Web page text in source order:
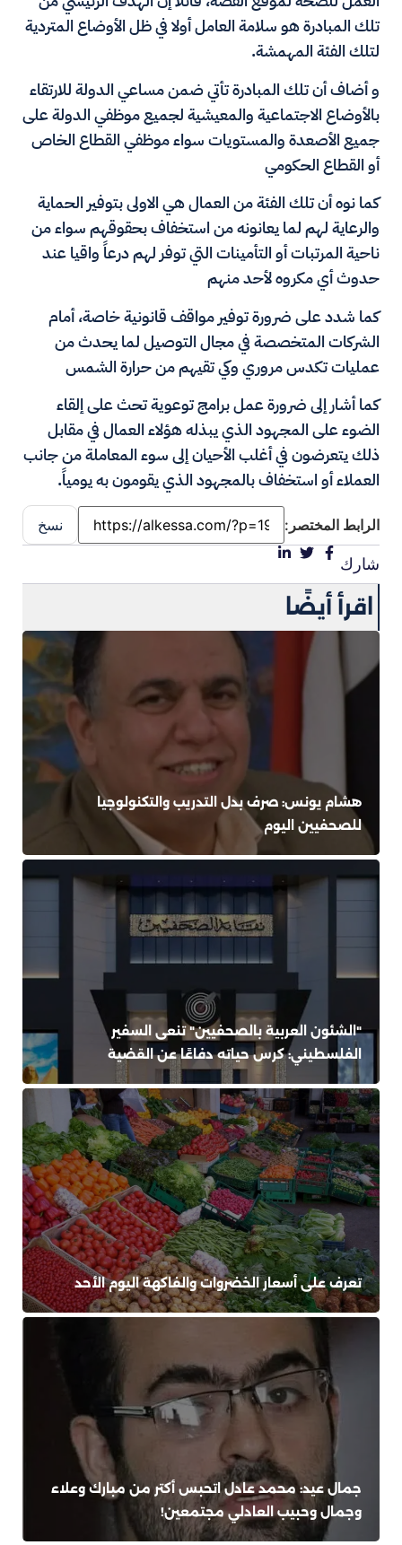
تلك المبادرة هو سلامة العامل أولا في ظل الأوضاع المتردية
لتلك الفئة المهمشة.
و أضاف أن تلك المبادرة تأتي ضمن مساعي الدولة للارتقاء
بالأوضاع الاجتماعية والمعيشية لجميع موظفي الدولة على
جميع الأصعدة والمستويات سواء موظفي القطاع الخاص
أو القطاع الحكومي
كما نوه أن تلك الفئة من العمال هي الاولى بتوفير الحماية
والرعاية لهم لما يعانونه من استخفاف بحقوقهم سواء من
ناحية المرتبات أو التأمينات التي توفر لهم درعاً واقيا عند
حدوث أي مكروه لأحد منهم
كما شدد على ضرورة توفير مواقف قانونية خاصة، أمام
الشركات المتخصصة في مجال التوصيل لما يحدث من
عمليات تكدس مروري وكي تقيهم من حرارة الشمس
كما أشار إلى ضرورة عمل برامج توعوية تحث على إلقاء
الضوء على المجهود الذي يبذله هؤلاء العمال في مقابل
ذلك يتعرضون في أغلب الأحيان إلى سوء المعاملة من جانب
العملاء أو استخفاف بالمجهود الذي يقومون به يومياً.
الرابط المختصر: نسخ
شارك
اقرأ أيضًا
هشام يونس: صرف بدل التدريب والتكنولوجيا
للصحفيين اليوم
"الشئون العربية بالصحفيين" تنعى السفير
الفلسطيني: كرس حياته دفاعًا عن القضية
تعرف على أسعار الخضروات والفاكهة اليوم الأحد
جمال عيد: محمد عادل اتحبس أكتر من مبارك وعلاء
وجمال وحبيب العادلي مجتمعين!